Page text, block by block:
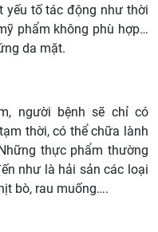
yếu tố tác động như thời
phẩm không phù hợp…
da mặt.
người bệnh sẽ chỉ có
thời, có thể chữa lành
thực phẩm thường
như là hải sản các loại
bò, rau muống….